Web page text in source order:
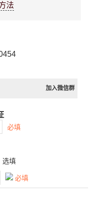
法
加入微信群
必填
选填
必填